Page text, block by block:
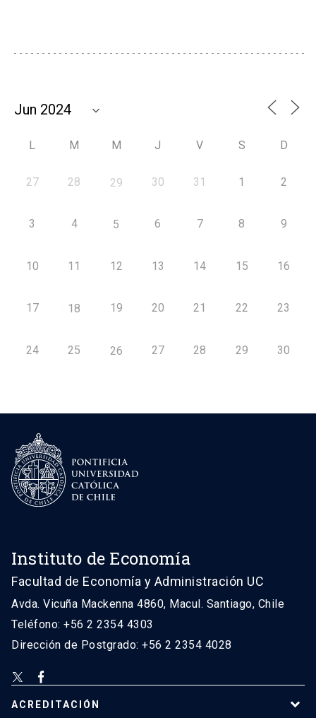
L M M J V S D
27 28 29 30 31 1 2
3 4 5 6 7 8 9
10 11 12 13 14 15 16
17 18 19 20 21 22 23
24 25 26 27 28 29 30
Instituto de Economía
Facultad de Economía y Administración UC
Avda. Vicuña Mackenna 4860, Macul. Santiago, Chile
Teléfono: +56 2 2354 4303
Dirección de Postgrado: +56 2 2354 4028
ACREDITACIÓN